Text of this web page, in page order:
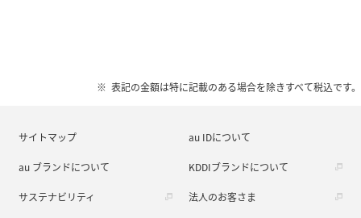
表記の金額は特に記載のある場合を除きすべて税込です。
サイトマップ au IDについて
au ブランドについて KDDIブランドについて
サステナビリティ 法人のお客さま